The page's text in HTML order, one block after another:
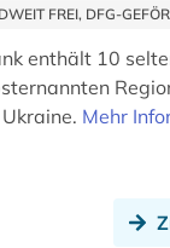
pharmazie (1)
politische
FREI, DFG-
enthält 10
Mehr